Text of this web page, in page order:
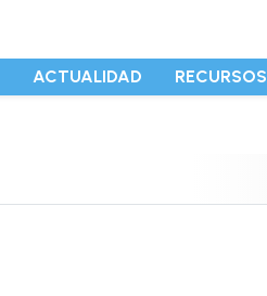
ACTUALIDAD RECURSOS